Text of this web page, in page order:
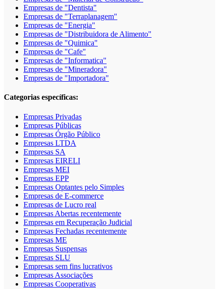
Empresas de "Dentista"
Empresas de "Terraplanagem"
Empresas de "Energia"
Empresas de "Distribuidora de Alimento"
Empresas de "Quimica"
Empresas de "Cafe"
Empresas de "Informatica"
Empresas de "Mineradora"
Empresas de "Importadora"
Categorias específicas:
Empresas Privadas
Empresas Públicas
Empresas Órgão Público
Empresas LTDA
Empresas SA
Empresas EIRELI
Empresas MEI
Empresas EPP
Empresas Optantes pelo Simples
Empresas de E-commerce
Empresas de Lucro real
Empresas Abertas recentemente
Empresas em Recuperação Judicial
Empresas Fechadas recentemente
Empresas ME
Empresas Suspensas
Empresas SLU
Empresas sem fins lucrativos
Empresas Associações
Empresas Cooperativas